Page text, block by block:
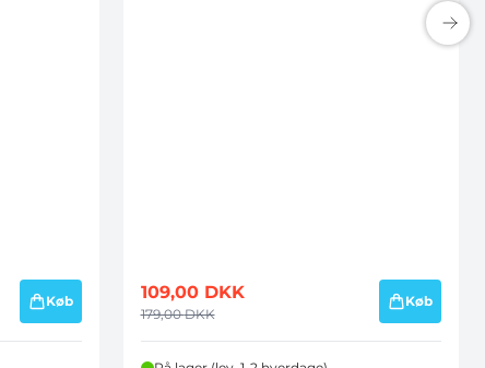
Køb 109,00 DKK
179,00DKK
Køb